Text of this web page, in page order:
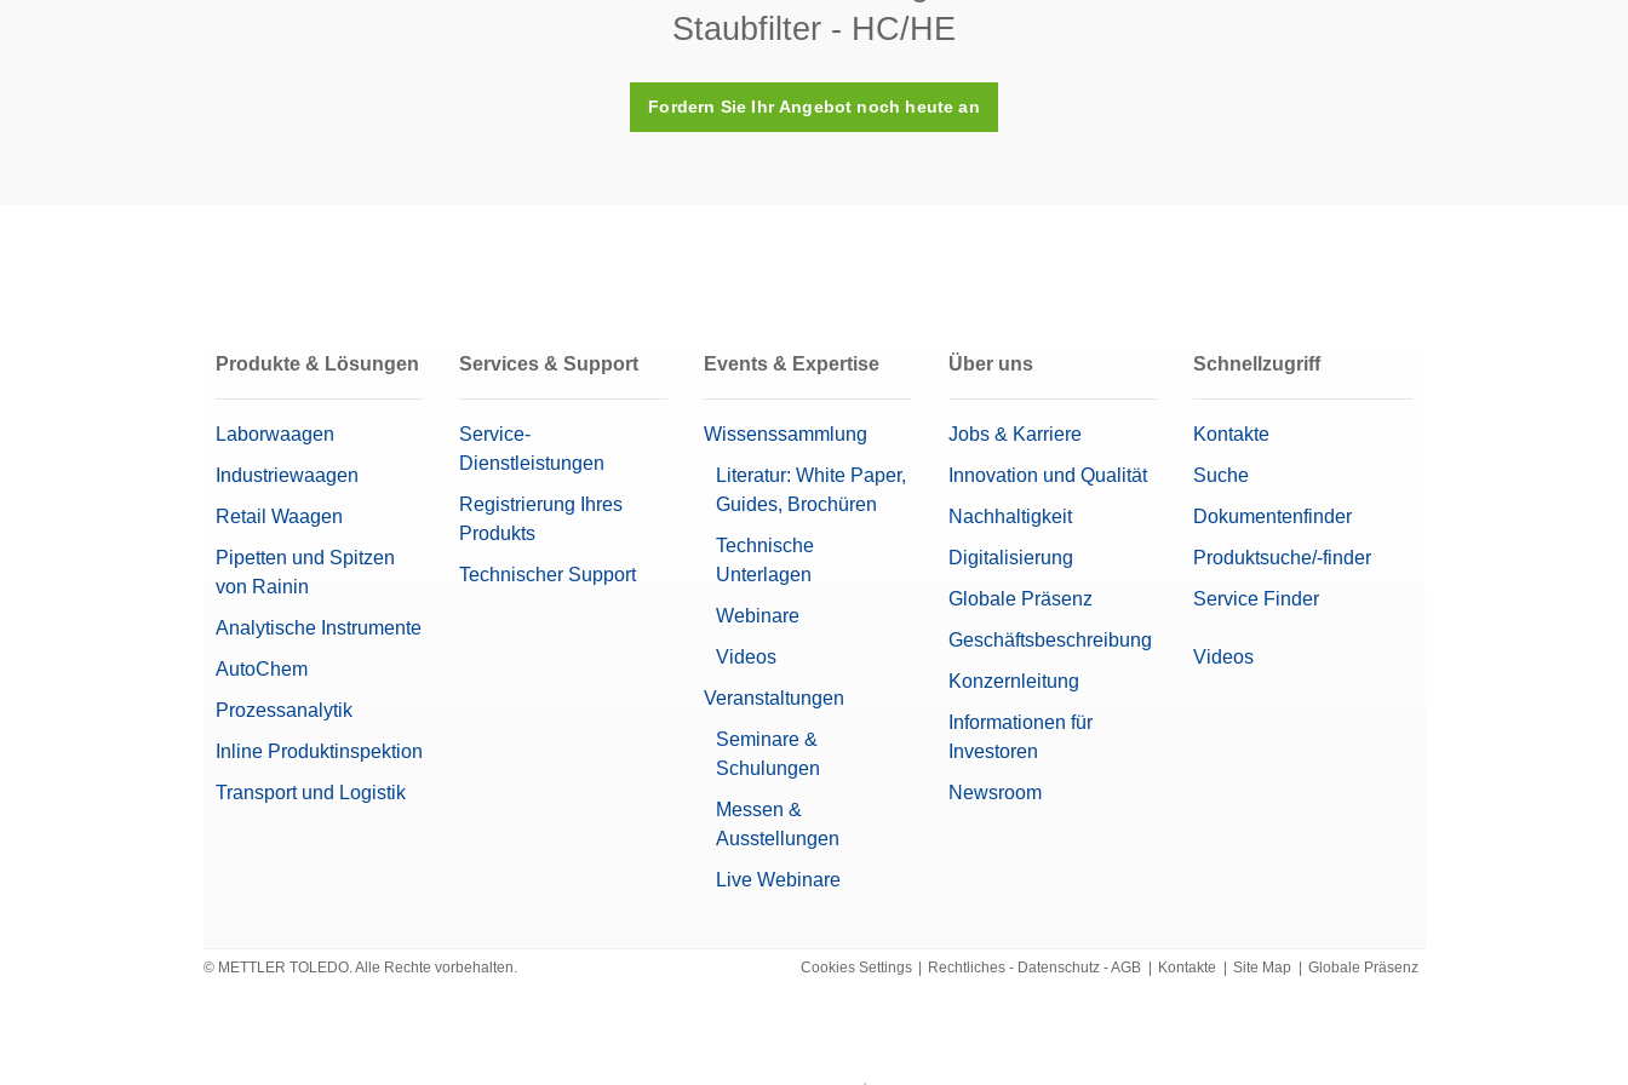
Methodenassistenten zur Auswahl der optimalen Methodenparameter.
30216101
Halogen-Feuchtebestimmer HE73 (230V)
Halogen-Feuchtebestimmer HE53 (230V)
Der Halogen Moisture Analyzer HE53 liefert hochpräzise Feuchtegehaltsergebnisse bei
Schulungsbedarf. Seine kompakte und robuste Konstruktion sorgt branchenübergreifend für
verlässliche Leistung bei den verschiedensten Proben.
Artikelnummer:30100246
Angebot
Staubfilter - HC/HE
Fordern Sie Ihr Angebot noch heute an
Produkte & Lösungen
Laborwaagen
Industriewaagen
Retail Waagen
Pipetten und Spitzen
von Rainin
Analytische Instrumente
AutoChem
Prozessanalytik
Inline Produktinspektion
Transport und Logistik
Services & Support
Service-
Dienstleistungen
Registrierung Ihres
Produkts
Technischer Support
Events & Expertise
Wissenssammlung
Literatur: White Paper,
Guides, Brochüren
Technische
Unterlagen
Webinare
Videos
Veranstaltungen
Seminare &
Schulungen
Messen &
Ausstellungen
Live Webinare
Über uns
Jobs & Karriere
Innovation und Qualität
Nachhaltigkeit
Digitalisierung
Globale Präsenz
Geschäftsbeschreibung
Konzernleitung
Informationen für
Investoren
Newsroom
Schnellzugriff
Kontakte
Suche
Dokumentenfinder
Produktsuche/-finder
Service Finder
Videos
© METTLER TOLEDO. Alle Rechte vorbehalten. Cookies Settings Rechtliches - Datenschutz - AGB Kontakte Site Map Globale Präsenz